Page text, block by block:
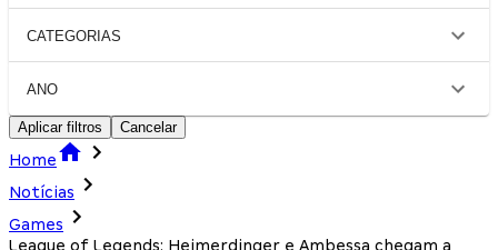
CATEGORIAS
ANO
Aplicar filtros Cancelar
Home
Notícias
Games
League of Legends: Heimerdinger e Ambessa chegam a